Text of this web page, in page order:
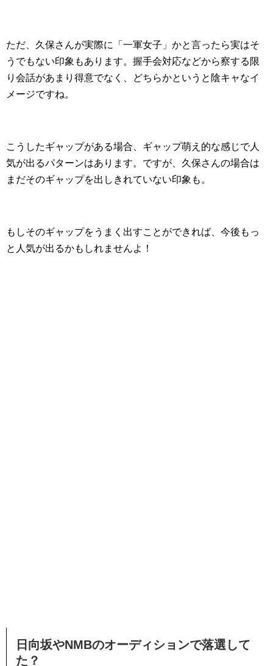
ただ、久保さんが実際に「一軍女子」かと言ったら実はそ
うでもない印象もあります。握手会対応などから察する限
り会話があまり得意でなく、どちらかというと陰キャなイ
メージですね。
こうしたギャップがある場合、ギャップ萌え的な感じで人
気が出るパターンはあります。ですが、久保さんの場合は
まだそのギャップを出しきれていない印象も。
もしそのギャップをうまく出すことができれば、今後もっ
と人気が出るかもしれませんよ！
日向坂やNMBのオーディションで落選して
た？